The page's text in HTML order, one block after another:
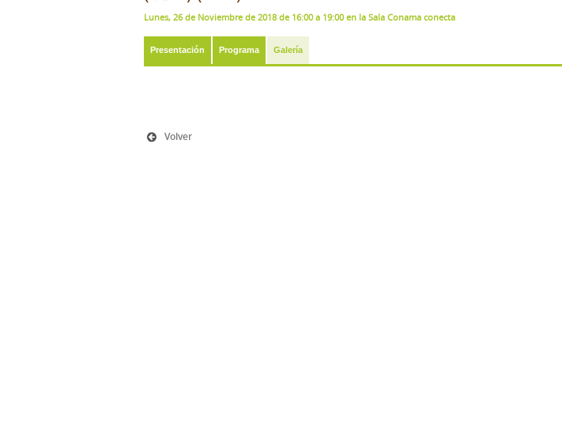
Lunes, 26 de Noviembre de 2018 de 16:00 a 19:00 en la Sala Conama conecta
Presentación Programa Galería
Volver